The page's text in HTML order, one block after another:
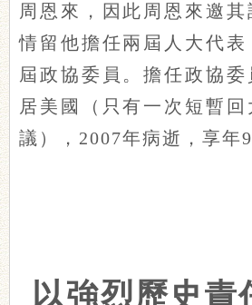
周恩來，因此周恩來邀
情留他擔任兩屆人大代表
屆政協委員。擔任政協委
居美國（只有一次短暫
議），2007年病逝，享年
以強烈歷史責